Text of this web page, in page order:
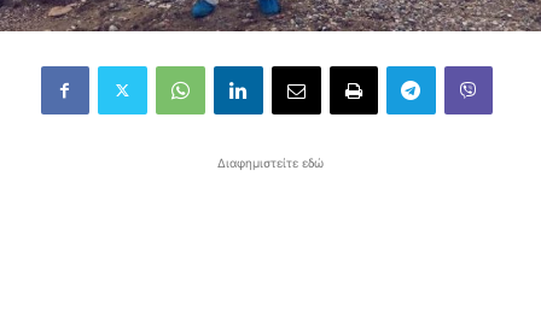
Διαφημιστείτε εδώ